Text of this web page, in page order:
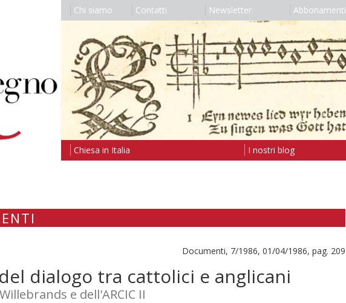
Chi siamo Contatti Newsletter Abbonamenti
Chiesa in Italia I nostri blog
Documenti, 7/1986, 01/04/1986, pag. 209
dialogo tra cattolici e anglicani
e dell'ARCIC II